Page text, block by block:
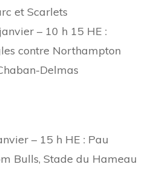
et Scarlets
– 10 h 15 HE :
contre Northampton
Delmas
– 15 h HE : Pau
Bulls, Stade du Hameau